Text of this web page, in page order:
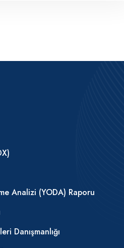
Analizi (YODA) Raporu
Danışmanlığı